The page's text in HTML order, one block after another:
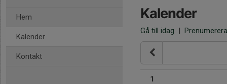
Hem
Kalender
Kontakt
Kalender
Gå till idag | Prenumerera
1